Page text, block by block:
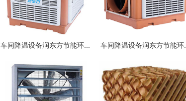
车间降温设备润东方节能环... 车间降温设备润东方节能环...